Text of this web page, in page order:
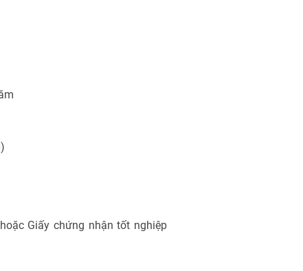
Giấy chứng nhận tốt nghiệp